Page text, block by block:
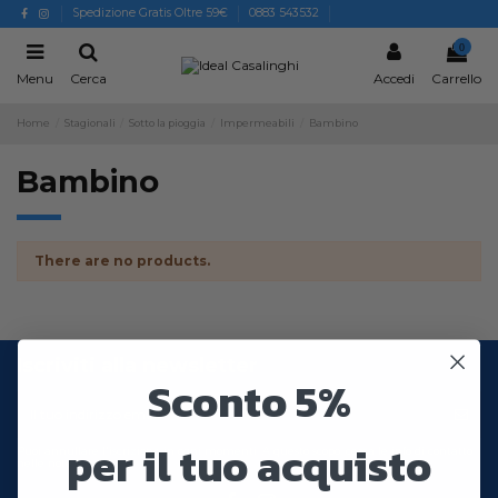
Spedizione Gratis Oltre 59€ 0883 543532
Menu Cerca Accedi
0
Carrello
Home Stagionali Sotto la pioggia Impermeabili Bambino
Bambino
There are no products.
Puoi annullare l'iscrizione in ogni momenti. A questo scopo, cerca le info di contatto
nelle note legali.
Sconto 5%
per il tuo acquisto